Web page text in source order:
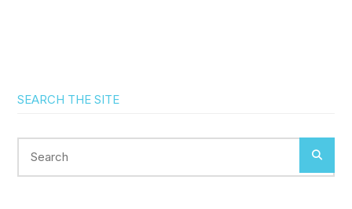
SEARCH THE SITE